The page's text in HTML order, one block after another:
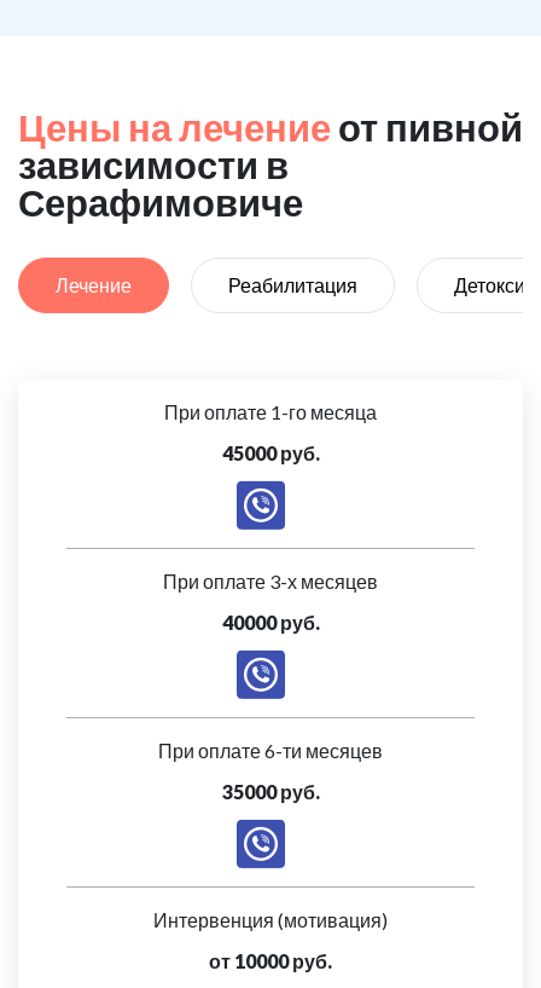
Цены на лечение от пивной
зависимости в
Серафимовиче
Лечение Реабилитация
При оплате 1-го месяца
45000 руб.
При оплате 3-х месяцев
40000 руб.
При оплате 6-ти месяцев
35000 руб.
Интервенция (мотивация)
от 10000 руб.